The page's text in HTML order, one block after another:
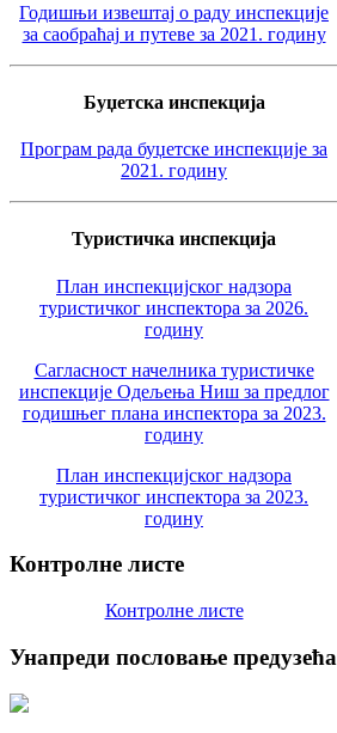
Годишњи извештај о раду инспекције
за саобраћај и путеве за 2021. годину
Буџетска инспекција
Програм рада буџетске инспекције за
2021. годину
Туристичка инспекција
План инспекцијског надзора
туристичког инспектора за 2026.
годину
Сагласност начелника туристичке
инспекције Одељења Ниш за предлог
годишњег плана инспектора за 2023.
годину
План инспекцијског надзора
туристичког инспектора за 2023.
годину
Контролне листе
Контролне листе
Унапреди пословање предузећа